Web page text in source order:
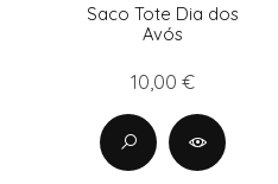
Saco Tote Dia dos
Avós
10,00 €